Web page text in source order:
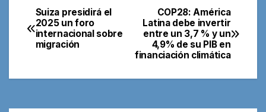
Navegación
de
COP28: América
Latina debe invertir
entre un 3,7 % y un
4,9% de su PIB en
financiación climática
Suiza presidirá el
2025 un foro
internacional sobre
migración